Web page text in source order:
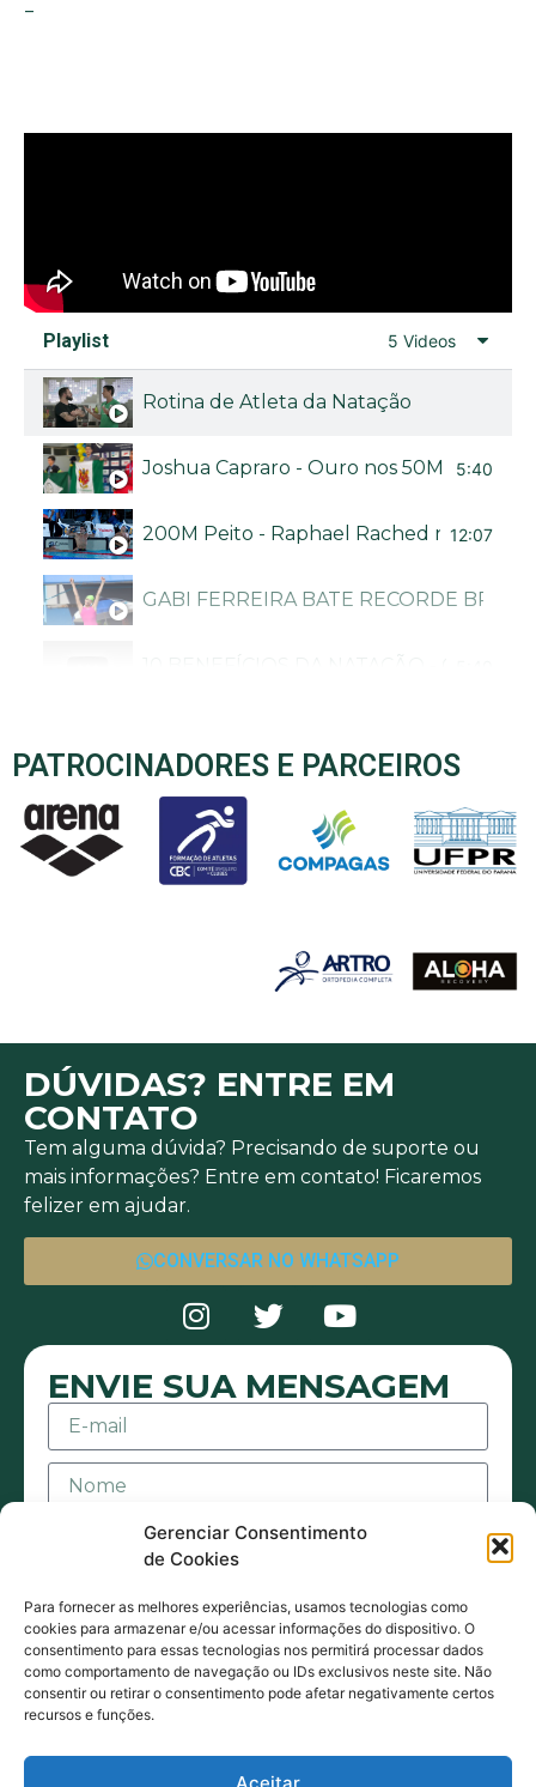
Gerenciar Consentimento
de Cookies
Para fornecer as melhores experiências, usamos tecnologias como
cookies para armazenar e/ou acessar informações do dispositivo. O
consentimento para essas tecnologias nos permitirá processar dados
como comportamento de navegação ou IDs exclusivos neste site. Não
consentir ou retirar o consentimento pode afetar negativamente certos
recursos e funções.
Aceitar
–
Playlist 5 Videos
Rotina de Atleta da Natação
Joshua Capraro - Ouro nos 50M livre no
5:40
200M Peito - Raphael Rached no Troféu
12:07
GABI FERREIRA BATE RECORDE
PATROCINADORES E PARCEIROS
DÚVIDAS? ENTRE EM
CONTATO
Tem alguma dúvida? Precisando de suporte ou
mais informações? Entre em contato! Ficaremos
felizer em ajudar.
CONVERSAR NO WHATSAPP
ENVIE SUA MENSAGEM
Aceito receber mensagens ou e-mails sejam
eles de contato ou promocionais. Também
estou de acordo com acordo com a Política
de Privacidade.